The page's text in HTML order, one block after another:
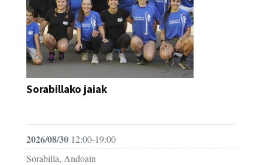
Sorabillako jaiak
2026/08/30 12:00-19:00
Sorabilla, Andoain